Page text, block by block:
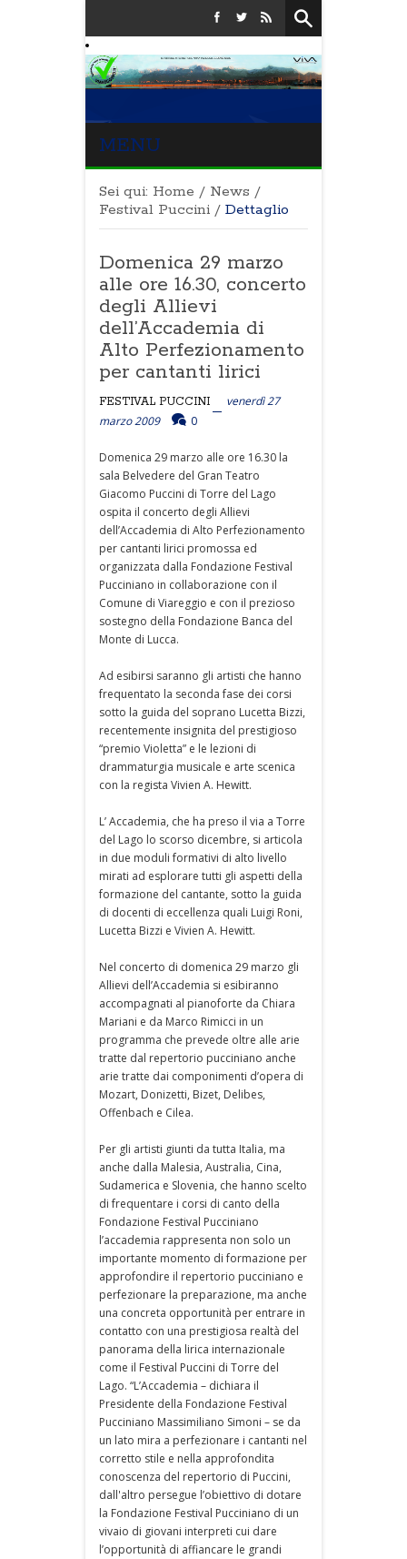
MENU
Sei qui: Home / News /
Festival Puccini / Dettaglio
Domenica 29 marzo
alle ore 16.30, concerto
degli Allievi
dell’Accademia di
Alto Perfezionamento
per cantanti lirici
FESTIVAL PUCCINI
venerdì 27
marzo 2009
0
Domenica 29 marzo alle ore 16.30 la
sala Belvedere del Gran Teatro
Giacomo Puccini di Torre del Lago
ospita il concerto degli Allievi
dell’Accademia di Alto Perfezionamento
per cantanti lirici promossa ed
organizzata dalla Fondazione Festival
Pucciniano in collaborazione con il
Comune di Viareggio e con il prezioso
sostegno della Fondazione Banca del
Monte di Lucca.
Ad esibirsi saranno gli artisti che hanno
frequentato la seconda fase dei corsi
sotto la guida del soprano Lucetta Bizzi,
recentemente insignita del prestigioso
“premio Violetta” e le lezioni di
drammaturgia musicale e arte scenica
con la regista Vivien A. Hewitt.
L’ Accademia, che ha preso il via a Torre
del Lago lo scorso dicembre, si articola
in due moduli formativi di alto livello
mirati ad esplorare tutti gli aspetti della
formazione del cantante, sotto la guida
di docenti di eccellenza quali Luigi Roni,
Lucetta Bizzi e Vivien A. Hewitt.
Nel concerto di domenica 29 marzo gli
Allievi dell’Accademia si esibiranno
accompagnati al pianoforte da Chiara
Mariani e da Marco Rimicci in un
programma che prevede oltre alle arie
tratte dal repertorio pucciniano anche
arie tratte dai componimenti d’opera di
Mozart, Donizetti, Bizet, Delibes,
Offenbach e Cilea.
Per gli artisti giunti da tutta Italia, ma
anche dalla Malesia, Australia, Cina,
Sudamerica e Slovenia, che hanno scelto
di frequentare i corsi di canto della
Fondazione Festival Pucciniano
l’accademia rappresenta non solo un
importante momento di formazione per
approfondire il repertorio pucciniano e
perfezionare la preparazione, ma anche
una concreta opportunità per entrare in
contatto con una prestigiosa realtà del
panorama della lirica internazionale
come il Festival Puccini di Torre del
Lago. “L’Accademia – dichiara il
Presidente della Fondazione Festival
Pucciniano Massimiliano Simoni – se da
un lato mira a perfezionare i cantanti nel
corretto stile e nella approfondita
conoscenza del repertorio di Puccini,
dall'altro persegue l’obiettivo di dotare
la Fondazione Festival Pucciniano di un
vivaio di giovani interpreti cui dare
l’opportunità di affiancare le grandi